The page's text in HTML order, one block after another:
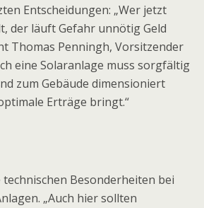
Entscheidungen: „Wer jetzt
der läuft Gefahr unnötig Geld
Thomas Penningh, Vorsitzender
eine Solaranlage muss sorgfältig
zum Gebäude dimensioniert
Erträge bringt.“
Besonderheiten bei
„Auch hier sollten